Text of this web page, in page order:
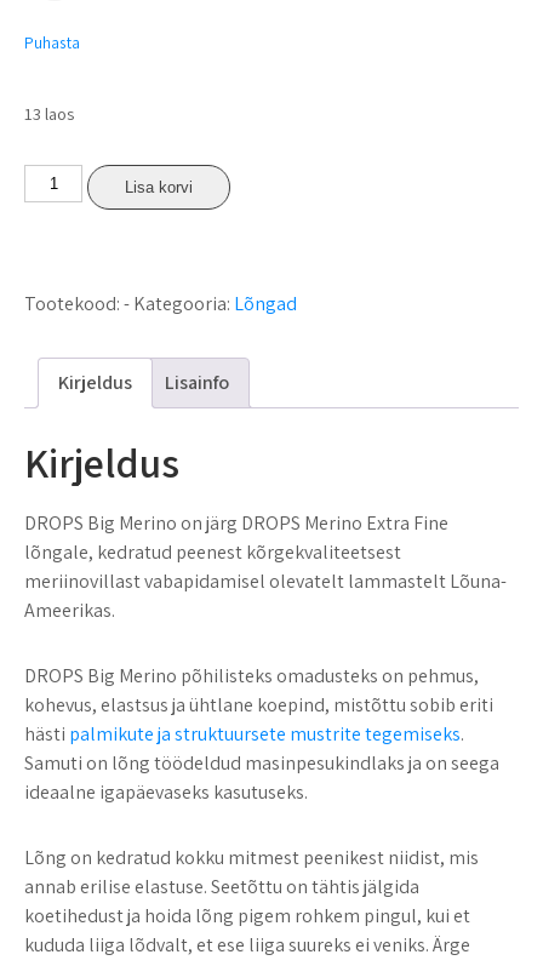
Puhasta
13 laos
Lisa korvi
Tootekood:-Kategooria: Lõngad
Kirjeldus Lisainfo
Kirjeldus
DROPS Big Merino on järg DROPS Merino Extra Fine
lõngale, kedratud peenest kõrgekvaliteetsest
meriinovillast vabapidamisel olevatelt lammastelt Lõuna-
Ameerikas.
DROPS Big Merino põhilisteks omadusteks on pehmus,
kohevus, elastsus ja ühtlane koepind, mistõttu sobib eriti
hästi palmikute ja struktuursete mustrite tegemiseks.
Samuti on lõng töödeldud masinpesukindlaks ja on seega
ideaalne igapäevaseks kasutuseks.
Lõng on kedratud kokku mitmest peenikest niidist, mis
annab erilise elastuse. Seetõttu on tähtis jälgida
koetihedust ja hoida lõng pigem rohkem pingul, kui et
kududa liiga lõdvalt, et ese liiga suureks ei veniks. Ärge